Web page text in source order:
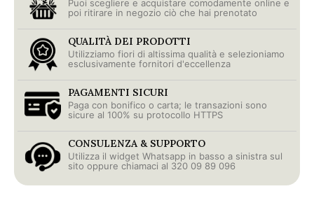
Puoi scegliere e acquistare comodamente online e
poi ritirare in negozio ciò che hai prenotato
QUALITÀ DEI PRODOTTI
Utilizziamo fiori di altissima qualità e selezioniamo
esclusivamente fornitori d'eccellenza
PAGAMENTI SICURI
Paga con bonifico o carta; le transazioni sono
sicure al 100% su protocollo HTTPS
CONSULENZA & SUPPORTO
Utilizza il widget Whatsapp in basso a sinistra sul
sito oppure chiamaci al 320 09 89 096